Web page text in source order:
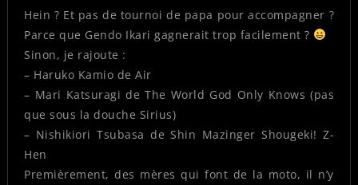
Hein ? Et pas de tournoi de papa pour accompagner ?
Parce que Gendo Ikari gagnerait trop facilement ?
Sinon, je rajoute :
– Haruko Kamio de Air
– Mari Katsuragi de The World God Only Knows (pas
que sous la douche Sirius)
– Nishikiori Tsubasa de Shin Mazinger Shougeki! Z-
Hen
Premièrement, des mères qui font de la moto, il n’y